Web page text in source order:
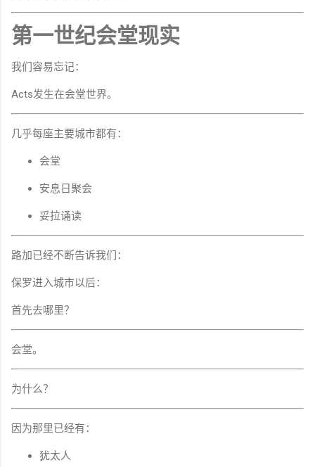
第一世纪会堂现实
我们容易忘记：
Acts发生在会堂世界。
几乎每座主要城市都有：
会堂
安息日聚会
妥拉诵读
路加已经不断告诉我们：
保罗进入城市以后：
首先去哪里？
会堂。
为什么？
因为那里已经有：
犹太人